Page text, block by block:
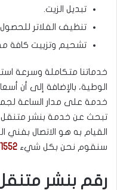
تبديل الزيت.
تنظيف الفلاتر
تشحيم وتزييت كافة
خدماتنا متكاملة وسرعة
الوطية، بالإضافة إلى أن
خدمة على مدار الساعة
تبحث عن خدمة بنشر متنقل
القيام به هو الاتصال بفني
سنقوم نحن بكل شيء
رقم بنشر